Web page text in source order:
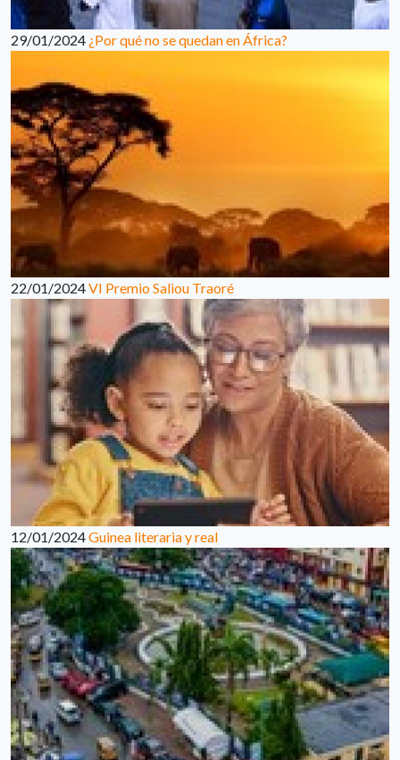
29/01/2024 ¿Por qué no se quedan en África?
22/01/2024VI Premio Saliou Traoré
12/01/2024Guinea literaria y real